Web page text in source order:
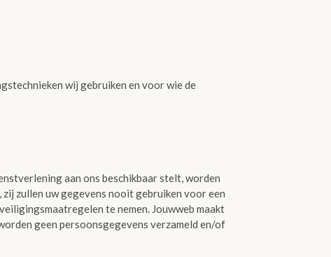
wij gebruiken en voor wie de
aan ons beschikbaar stelt, worden
zullen uw gegevens nooit gebruiken voor een
te nemen. Jouwweb maakt
geen persoonsgegevens verzameld en/of